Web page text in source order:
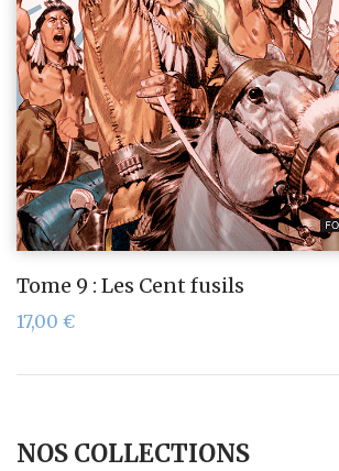
NOS COLLECTIONS
Tome 9 : Les Cent fusils
17,00 €